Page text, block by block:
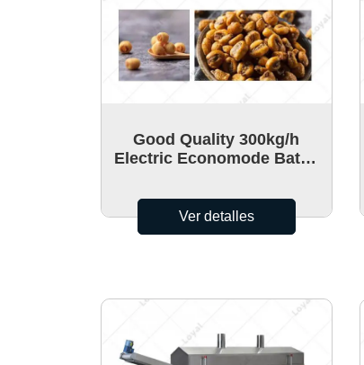
Good Quality 300kg/h
Electric Economode Batch
Ver detalles